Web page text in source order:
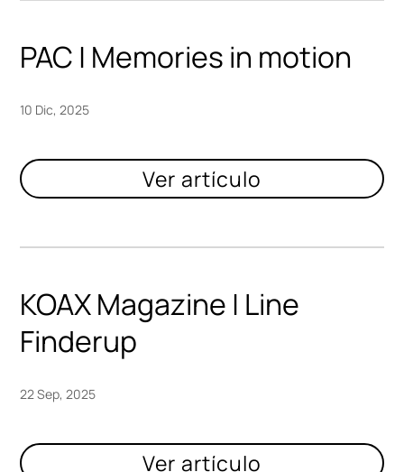
PAC | Memories in motion
10 Dic, 2025
KOAX Magazine | Line
Finderup
22 Sep, 2025